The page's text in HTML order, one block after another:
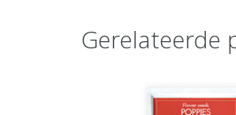
Gerelateerde